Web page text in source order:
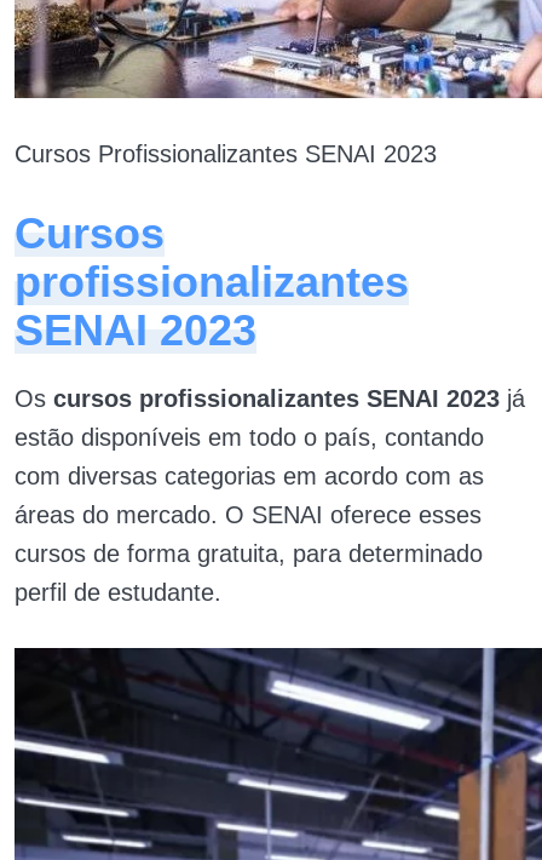
Cursos Profissionalizantes SENAI 2023
Cursos
profissionalizantes
SENAI 2023
Os cursos profissionalizantes SENAI 2023 já
estão disponíveis em todo o país, contando
com diversas categorias em acordo com as
áreas do mercado. O SENAI oferece esses
cursos de forma gratuita, para determinado
perfil de estudante.